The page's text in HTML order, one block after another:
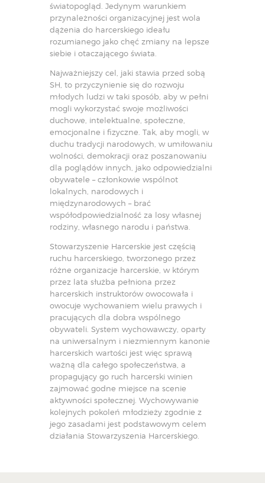
światopogląd. Jedynym warunkiem
przynależności organizacyjnej jest wola
dążenia do harcerskiego ideału
rozumianego jako chęć zmiany na lepsze
siebie i otaczającego świata.
Najważniejszy cel, jaki stawia przed sobą
SH, to przyczynienie się do rozwoju
młodych ludzi w taki sposób, aby w pełni
mogli wykorzystać swoje możliwości
duchowe, intelektualne, społeczne,
emocjonalne i fizyczne. Tak, aby mogli, w
duchu tradycji narodowych, w umiłowaniu
wolności, demokracji oraz poszanowaniu
dla poglądów innych, jako odpowiedzialni
obywatele – członkowie wspólnot
lokalnych, narodowych i
międzynarodowych – brać
współodpowiedzialność za losy własnej
rodziny, własnego narodu i państwa.
Stowarzyszenie Harcerskie jest częścią
ruchu harcerskiego, tworzonego przez
różne organizacje harcerskie, w którym
przez lata służba pełniona przez
harcerskich instruktorów owocowała i
owocuje wychowaniem wielu prawych i
pracujących dla dobra wspólnego
obywateli. System wychowawczy, oparty
na uniwersalnym i niezmiennym kanonie
harcerskich wartości jest więc sprawą
ważną dla całego społeczeństwa, a
propagujący go ruch harcerski winien
zajmować godne miejsce na scenie
aktywności społecznej. Wychowywanie
kolejnych pokoleń młodzieży zgodnie z
jego zasadami jest podstawowym celem
działania Stowarzyszenia Harcerskiego.